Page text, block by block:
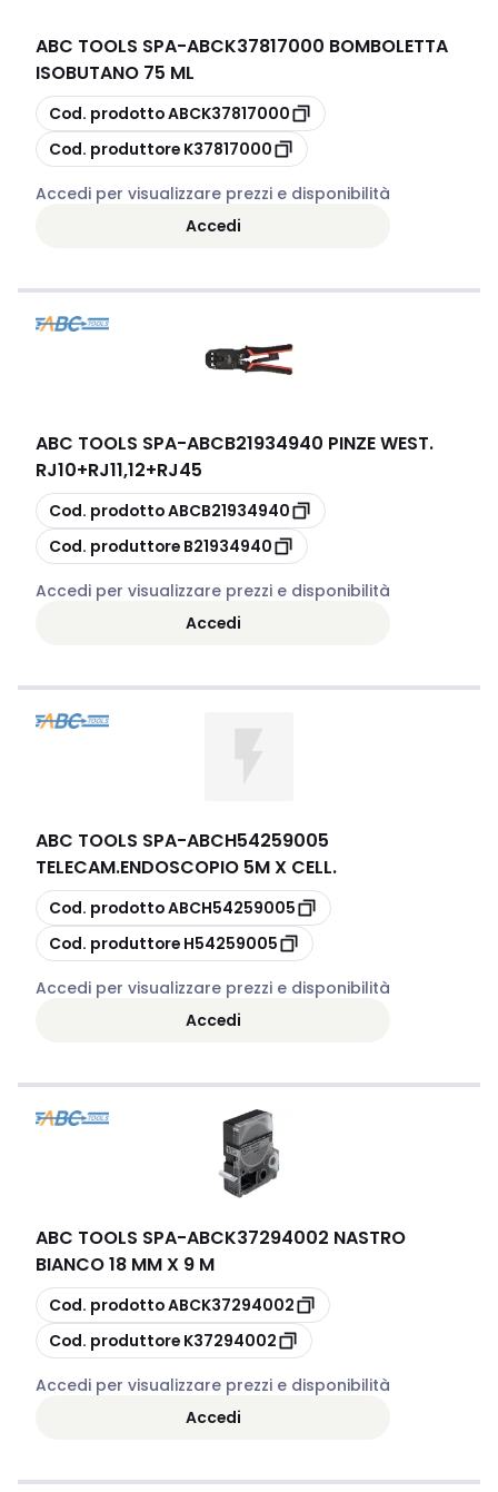
ABC TOOLS SPA-ABCK37817000 BOMBOLETTA
ISOBUTANO 75 ML
copia
Cod. prodottoABCK37817000
copia
Cod. produttore K37817000
Accedi per visualizzare prezzi e disponibilità
Accedi
ABC TOOLS SPA-ABCB21934940 PINZE WEST.
RJ10+RJ11,12+RJ45
copia
Cod. prodottoABCB21934940
copia
Cod. produttore B21934940
Accedi per visualizzare prezzi e disponibilità
Accedi
ABC TOOLS SPA-ABCH54259005
TELECAM.ENDOSCOPIO 5M X CELL.
copia
Cod. prodottoABCH54259005
copia
Cod. produttore H54259005
Accedi per visualizzare prezzi e disponibilità
Accedi
ABC TOOLS SPA-ABCK37294002 NASTRO
BIANCO 18 MM X 9 M
copia
Cod. prodottoABCK37294002
copia
Cod. produttore K37294002
Accedi per visualizzare prezzi e disponibilità
Accedi